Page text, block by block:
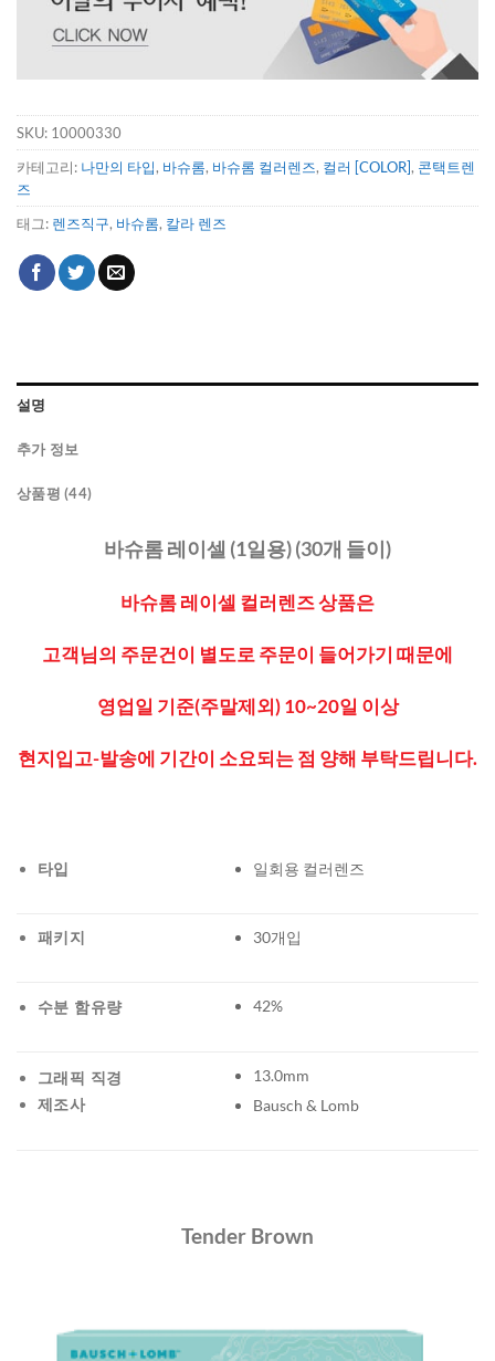
SKU: 10000330
카테고리: 나만의 타입, 바슈롬, 바슈롬 컬러렌즈, 컬러 [COLOR], 콘택트렌
즈
태그: 렌즈직구, 바슈롬, 칼라 렌즈
설명
추가 정보
상품평 (44)
바슈롬 레이셀 (1일용) (30개 들이)
바슈롬 레이셀 컬러렌즈 상품은
고객님의 주문건이 별도로 주문이 들어가기 때문에
영업일 기준(주말제외) 10~20일 이상
현지입고-발송에 기간이 소요되는 점 양해 부탁드립니다.
타입 일회용 컬러렌즈
패키지 30개입
수분 함유량 42%
그래픽 직경
제조사
13.0mm
Bausch & Lomb
Tender Brown